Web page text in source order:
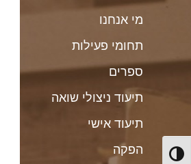
מתג ניגודיות גבוהה
מי אנחנו
תחומי פעילות
ספרים
תיעוד ניצולי שואה
תיעוד אישי
הפקה